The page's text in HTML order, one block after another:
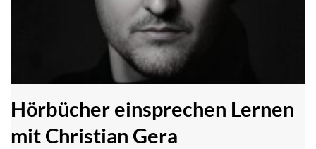
Hörbücher einsprechen Lernen
mit Christian Gera